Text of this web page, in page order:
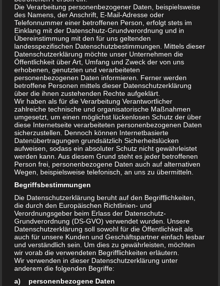
Hilfe bei Infektionen und Hufkrebs
bei Pferden
In Zusammenarbeit mit Tierärzten, Tierheilpraktikern,
Hufbearbeitern und Hufschmieden sowie den Haltern der
Tiere befassen wir uns mit Pferdepflege und Problemen wie
Pilzbefall an Fell und Hufen, Hufinfektionen,
Strahlkrebsbzw.HufkrebssowieHautkrebs in Form von
Equinen Sarkoiden.
Hier kommenlangjährig erprobte Methodenim Rahmen
einerganzheitlichen Betrachtungder Individuen zum Einsatz,
denn häufig spielen neben dem Befall durch Pilze, Bakterien
und Viren auchernährungsphysiologische
Die Verarbeitung personenbezogener Daten, beispielsweise
des Namens, der Anschrift, E-Mail-Adresse oder
Telefonnummer einer betroffenen Person, erfolgt stets im
Einklang mit der Datenschutz-Grundverordnung und in
Übereinstimmung mit den für uns geltenden
landesspezifischen Datenschutzbestimmungen. Mittels dieser
Datenschutzerklärung möchte unser Unternehmen die
Öffentlichkeit über Art, Umfang und Zweck der von uns
erhobenen, genutzten und verarbeiteten
personenbezogenen Daten informieren. Ferner werden
betroffene Personen mittels dieser Datenschutzerklärung
über die ihnen zustehenden Rechte aufgeklärt.
Wir haben als für die Verarbeitung Verantwortlicher
zahlreiche technische und organisatorische Maßnahmen
umgesetzt, um einen möglichst lückenlosen Schutz der über
diese Internetseite verarbeiteten personenbezogenen Daten
sicherzustellen. Dennoch können Internetbasierte
Datenübertragungen grundsätzlich Sicherheitslücken
aufweisen, sodass ein absoluter Schutz nicht gewährleistet
werden kann. Aus diesem Grund steht es jeder betroffenen
Person frei, personenbezogene Daten auch auf alternativen
Wegen, beispielsweise telefonisch, an uns zu übermitteln.
Begriffsbestimmungen
Die Datenschutzerklärung beruht auf den Begrifflichkeiten,
die durch den Europäischen Richtlinien- und
Verordnungsgeber beim Erlass der Datenschutz-
Grundverordnung (DS-GVO) verwendet wurden. Unsere
Datenschutzerklärung soll sowohl für die Öffentlichkeit als
auch für unsere Kunden und Geschäftspartner einfach lesbar
und verständlich sein. Um dies zu gewährleisten, möchten
wir vorab die verwendeten Begrifflichkeiten erläutern.
Wir verwenden in dieser Datenschutzerklärung unter
anderem die folgenden Begriffe:
a) personenbezogene Daten